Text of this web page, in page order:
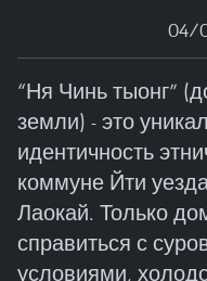
04/
“Ня Чинь тыонг”
земли) - это
идентичность
коммуне Йти
Лаокай. Только
справиться с
условиями,